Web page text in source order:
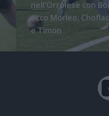
nell'Orrolese con Boi
ecco Morleo, Choflas
e Timon